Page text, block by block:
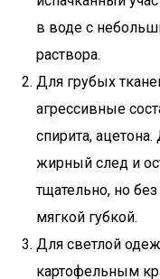
в воде с
раствора.
Для грубых
агрессивные
спирита,
жирный след и
тщательно, но
мягкой губкой.
Для светлой
картофельным